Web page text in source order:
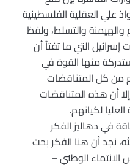
علي العقلية الفلسطينية
والهيمنة والتسلط، ولفظ
التي ما تفتأ أن
منها القوة في
من كل المتناقضات
أن هذه المتناقضات
لكيانهم.
في دهاليز الفكر
نجد أن هنا الفكر بحث
الوطني –